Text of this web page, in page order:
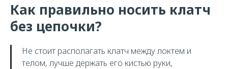
Как правильно носить клатч
без цепочки?
Не стоит располагать клатч между локтем и
телом, лучше держать его кистью руки,